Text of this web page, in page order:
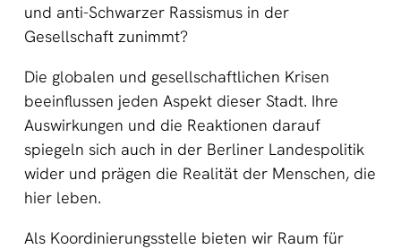
und anti-Schwarzer Rassismus in der
Gesellschaft zunimmt?
Die globalen und gesellschaftlichen Krisen
beeinflussen jeden Aspekt dieser Stadt. Ihre
Auswirkungen und die Reaktionen darauf
spiegeln sich auch in der Berliner Landespolitik
wider und prägen die Realität der Menschen, die
hier leben.
Als Koordinierungsstelle bieten wir Raum für